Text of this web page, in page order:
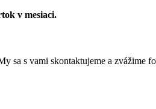
v mesiaci.
sa s vami skontaktujeme a zvážime